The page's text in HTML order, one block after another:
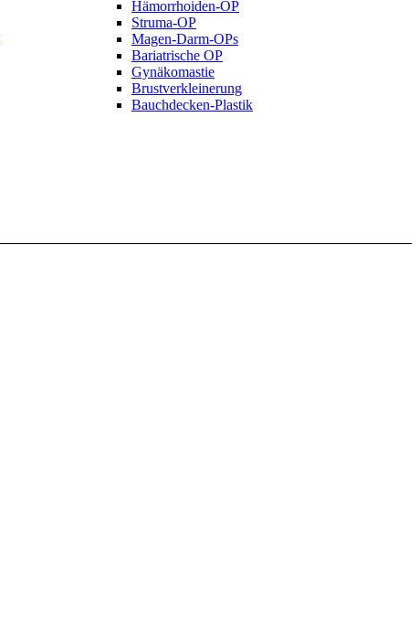
Hämorrhoiden-OP
Struma-OP
Magen-Darm-OPs
Bariatrische OP
Gynäkomastie
Brustverkleinerung
Bauchdecken-Plastik